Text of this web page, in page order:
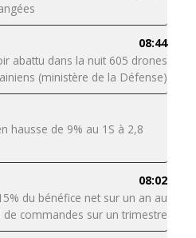
08:44
abattu dans la nuit 605 drones
(ministère de la Défense)
hausse de 9% au 1S à 2,8
08:02
du bénéfice net sur un an au
de commandes sur un trimestre